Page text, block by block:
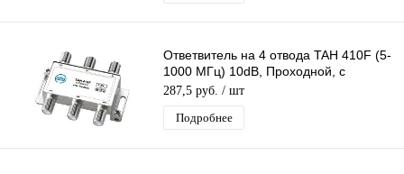
Ответвитель на 4 отвода TAH 410F (5-
1000 МГц) 10dB, Проходной, с
ответвлением на 4 выхода по 10 дБ
287,5 руб. / шт
Подробнее